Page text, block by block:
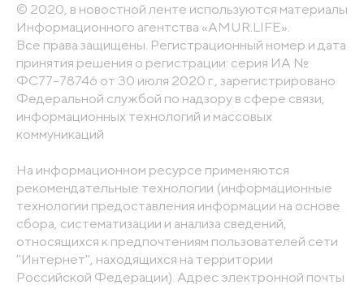
© 2020, в новостной ленте используются материалы
Информационного агентства «AMUR.LIFE».
Все права защищены. Регистрационный номер и дата
принятия решения о регистрации: серия ИА №
ФС77-78746 от 30 июля 2020 г., зарегистрировано
Федеральной службой по надзору в сфере связи,
информационных технологий и массовых
коммуникаций
На информационном ресурсе применяются
рекомендательные технологии (информационные
технологии предоставления информации на основе
сбора, систематизации и анализа сведений,
относящихся к предпочтениям пользователей сети
"Интернет", находящихся на территории
Российской Федерации). Адрес электронной почты